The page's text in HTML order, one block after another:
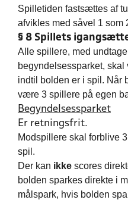
Spilletiden fastsættes af
afvikles med såvel 1 som
§ 8 Spillets
Alle spillere, med
begyndelsessparket,
indtil bolden er i spil. Når
være 3 spillere på egen
Begyndelsessparket
Er retningsfrit.
Modspillere skal forblive
spil.
Der kan ikke scores
bolden sparkes direkte i
målspark, hvis bolden